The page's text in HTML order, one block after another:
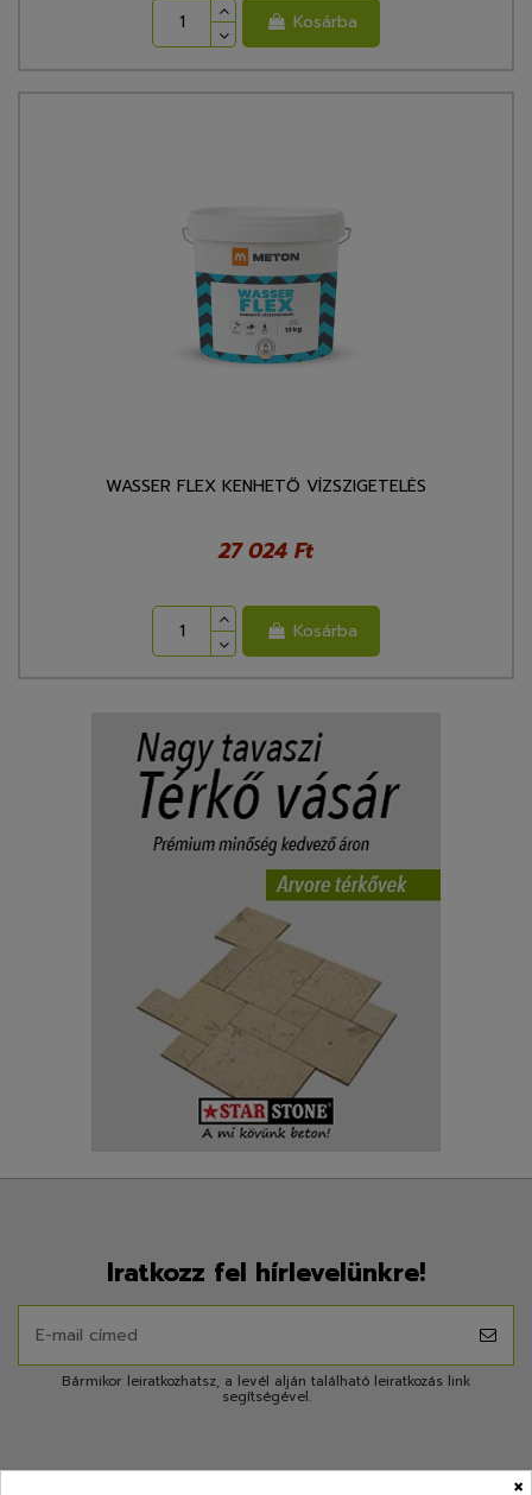
Kosárba
WASSER FLEX KENHETŐ VÍZSZIGETELÉS
27 024 Ft
Kosárba
Iratkozz fel hírlevelünkre!
Bármikor leiratkozhatsz, a levél alján található leiratkozás link
segítségével.